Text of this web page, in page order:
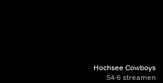
Hochsee Cowboys
S4-6 streamen